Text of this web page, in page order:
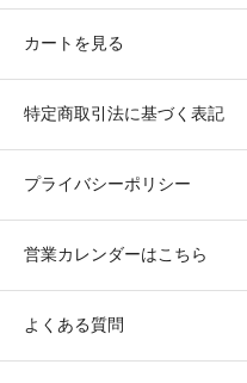
カートを見る
特定商取引法に基づく表記
プライバシーポリシー
営業カレンダーはこちら
よくある質問